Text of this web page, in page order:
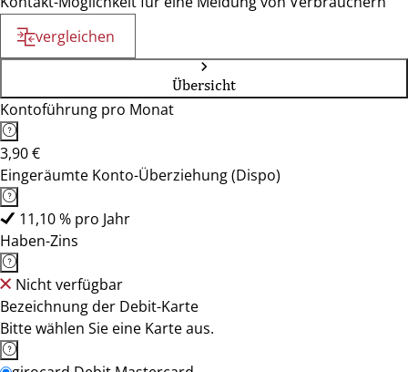
vergleichen
Übersicht
Kontoführung pro Monat
3,90 €
Eingeräumte Konto-Überziehung (Dispo)
11,10 % pro Jahr
Haben-Zins
Nicht verfügbar
Bezeichnung der Debit-Karte
Bitte wählen Sie eine Karte aus.